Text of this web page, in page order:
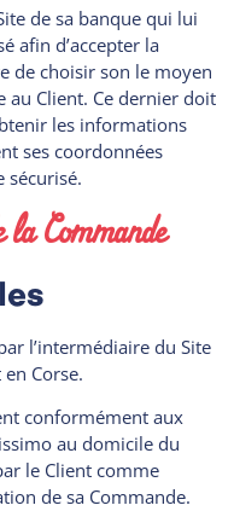
de sa banque qui lui
afin d’accepter la
de choisir son le moyen
au Client. Ce dernier doit
les informations
ses coordonnées
sécurisé.
Commande
l’intermédiaire du Site
Corse.
conformément aux
au domicile du
le Client comme
de sa Commande.